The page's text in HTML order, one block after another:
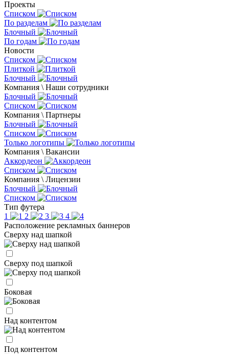
Проекты
Списком
По разделам
Блочный
По годам
Новости
Списком
Плиткой
Блочный
Компания \ Наши сотрудники
Блочный
Списком
Компания \ Партнеры
Блочный
Списком
Только логотипы
Компания \ Вакансии
Аккордеон
Списком
Компания \ Лицензии
Блочный
Списком
Тип футера
1
2 3
4
Расположение рекламных баннеров
Сверху над шапкой
Сверху под шапкой
Боковая
Над контентом
Под контентом